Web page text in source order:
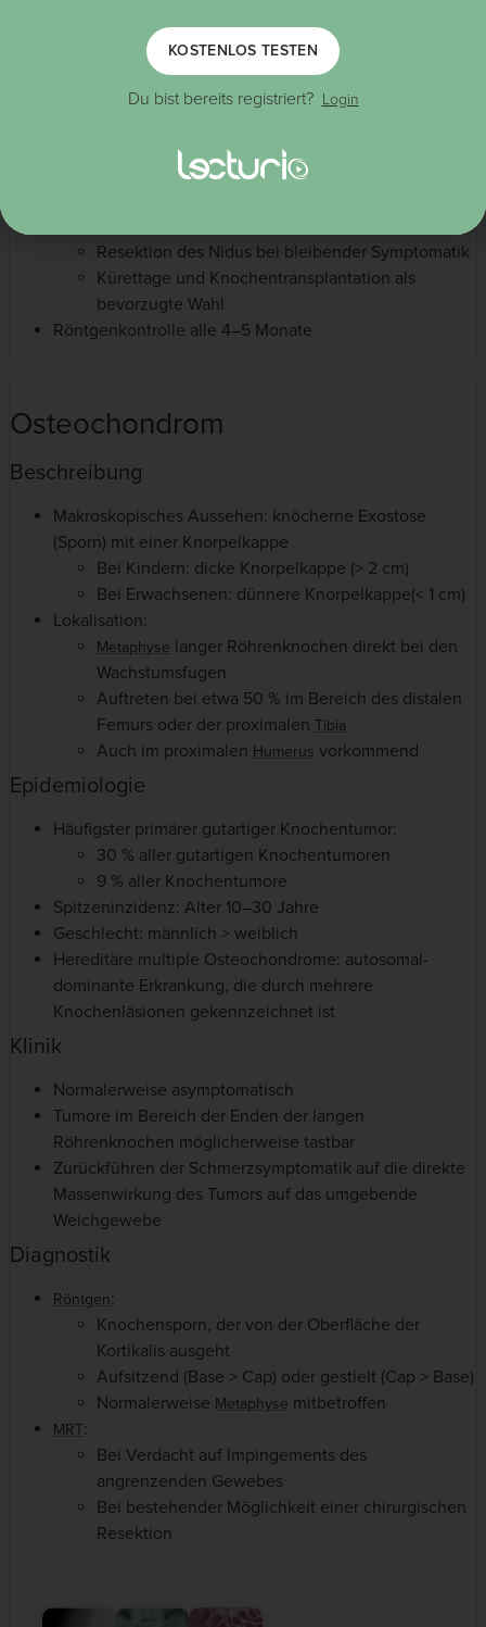
Asymptomatisch → keine Behandlung
Bei der Mehrheit der Patient*innen kein Ansprechen
Resektion des Nidus bei bleibender Symptomatik
Kürettage und Knochentransplantation als
bevorzugte Wahl
Röntgenkontrolle alle 4–5 Monate
Osteochondrom
Beschreibung
Makroskopisches Aussehen: knöcherne Exostose
(Sporn) mit einer Knorpelkappe
Bei Kindern: dicke Knorpelkappe (> 2 cm)
Bei Erwachsenen: dünnere Knorpelkappe(< 1 cm)
Lokalisation:
Metaphyse langer Röhrenknochen direkt bei den
Wachstumsfugen
Auftreten bei etwa 50 % im Bereich des distalen
Femurs oder der proximalen Tibia
Auch im proximalen Humerus vorkommend
Epidemiologie
Häufigster primärer gutartiger Knochentumor:
30 % aller gutartigen Knochentumoren
9 % aller Knochentumore
Spitzeninzidenz: Alter 10–30 Jahre
Geschlecht: männlich > weiblich
Hereditäre multiple Osteochondrome: autosomal-
dominante Erkrankung, die durch mehrere
Knochenläsionen gekennzeichnet ist
Klinik
Normalerweise asymptomatisch
Tumore im Bereich der Enden der langen
Röhrenknochen möglicherweise tastbar
Zurückführen der Schmerzsymptomatik auf die direkte
Massenwirkung des Tumors auf das umgebende
Weichgewebe
Diagnostik
Röntgen:
Knochensporn, der von der Oberfläche der
Kortikalis ausgeht
Aufsitzend (Base > Cap) oder gestielt (Cap > Base)
Normalerweise Metaphyse mitbetroffen
MRT:
Bei Verdacht auf Impingements des
angrenzenden Gewebes
Bei bestehender Möglichkeit einer chirurgischen
Resektion
KOSTENLOS TESTEN
Du bist bereits registriert? Login